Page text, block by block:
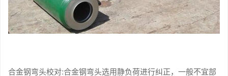
合金钢弯头校对:合金钢弯头选用静负荷进行纠正，一般不宜部